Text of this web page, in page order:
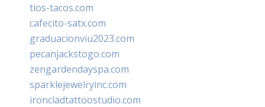
tios-tacos.com
cafecito-satx.com
graduacionviu2023.com
pecanjackstogo.com
zengardendayspa.com
sparklejewelryinc.com
ironcladtattoostudio.com